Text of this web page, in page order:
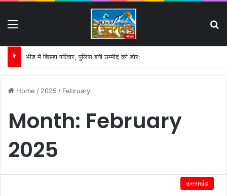
भीड़ में बिछड़ा परिवार, पुलिस बनी उम्मीद की डोर:
Home / 2025 / February
Month: February
2025
उत्तराखंड